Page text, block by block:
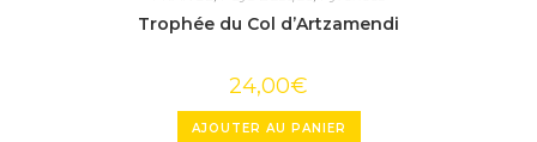
Trophée du Col d’Artzamendi
24,00€
AJOUTER AU PANIER